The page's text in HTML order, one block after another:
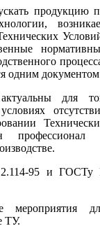
продукцию
одним
для
профессионал
95 и ГОСТу
мероприятия
ТУ.